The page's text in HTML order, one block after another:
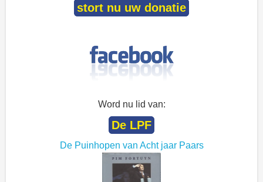
stort nu uw donatie
Word nu lid van:
De LPF
De Puinhopen van Acht jaar Paars